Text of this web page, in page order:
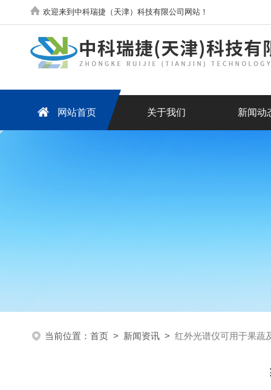
欢迎来到中科瑞捷（天津）科技有限公司网站！
网站首页 关于我们 新闻动
当前位置： 首页 > 新闻资讯 > 红外光谱仪可用于果蔬